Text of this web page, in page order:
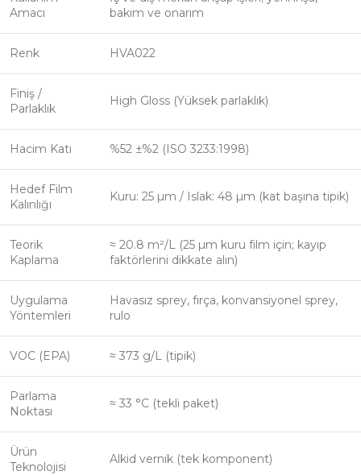
Amacı
bakım ve onarım
Renk HVA022
Finiş /
Parlaklık
High Gloss (Yüksek parlaklık)
Hacim Katı %52 ±%2 (ISO 3233:1998)
Hedef Film
Kalınlığı
Kuru: 25 µm / Islak: 48 µm (kat başına tipik)
Teorik
Kaplama
≈ 20.8 m²/L (25 µm kuru film için; kayıp
faktörlerini dikkate alın)
Uygulama
Yöntemleri
Havasız sprey, fırça, konvansiyonel sprey,
rulo
VOC (EPA) ≈ 373 g/L (tipik)
Parlama
Noktası
≈ 33 °C (tekli paket)
Ürün
Teknolojisi
Alkid vernik (tek komponent)